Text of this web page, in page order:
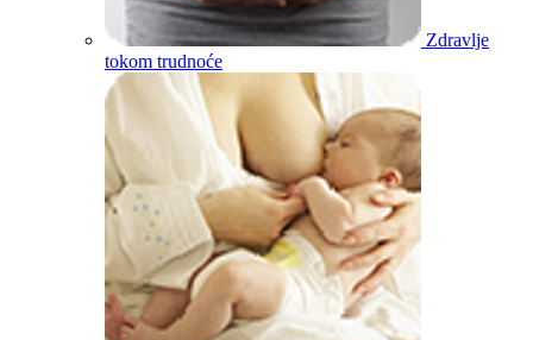
Zdravlje
tokom trudnoće